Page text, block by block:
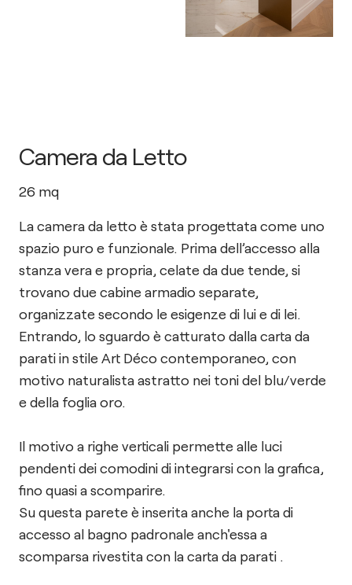
Camera da Letto
26 mq
La camera da letto è stata progettata come uno
spazio puro e funzionale. Prima dell’accesso alla
stanza vera e propria, celate da due tende, si
trovano due cabine armadio separate,
organizzate secondo le esigenze di lui e di lei.
Entrando, lo sguardo è catturato dalla carta da
parati in stile Art Déco contemporaneo, con
motivo naturalista astratto nei toni del blu/verde
e della foglia oro.
Il motivo a righe verticali permette alle luci
pendenti dei comodini di integrarsi con la grafica,
fino quasi a scomparire.
Su questa parete è inserita anche la porta di
accesso al bagno padronale anch'essa a
scomparsa rivestita con la carta da parati .